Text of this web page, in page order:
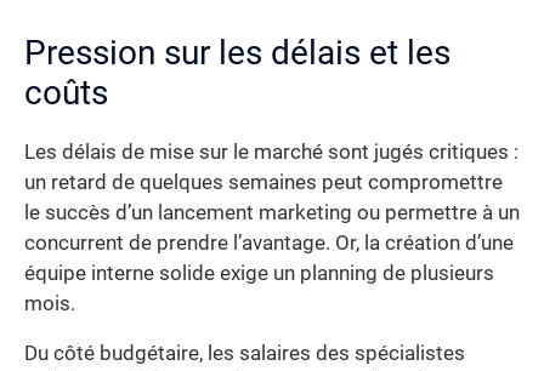
Pression sur les délais et les
coûts
Les délais de mise sur le marché sont jugés critiques :
un retard de quelques semaines peut compromettre
le succès d’un lancement marketing ou permettre à un
concurrent de prendre l’avantage. Or, la création d’une
équipe interne solide exige un planning de plusieurs
mois.
Du côté budgétaire, les salaires des spécialistes